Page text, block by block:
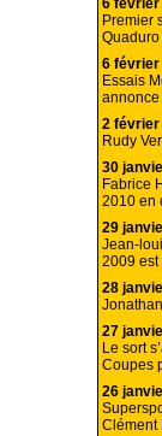
6 février
Premier
6 février
Essais
2 février
Rudy
30
Fabrice
2010 en
29
Jean-
2009 est
28
27
Le sort
Coupes
26
Clément